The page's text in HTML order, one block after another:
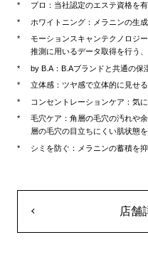
プロ：当社認定のエステ資格を
ホワイトニング：メラニンの生
モーションスキャンテクノロジ
推測に用いるデータ取得を行う
by B.A：B.Aブランドと共通の保
立体感：ツヤ感で立体的に見せる
コンセントレーションケア：気
毛穴ケア：角層の毛穴の汚れや
層の毛穴の目立ちにくい肌状態
シミを防ぐ：メラニンの蓄積を
店舗